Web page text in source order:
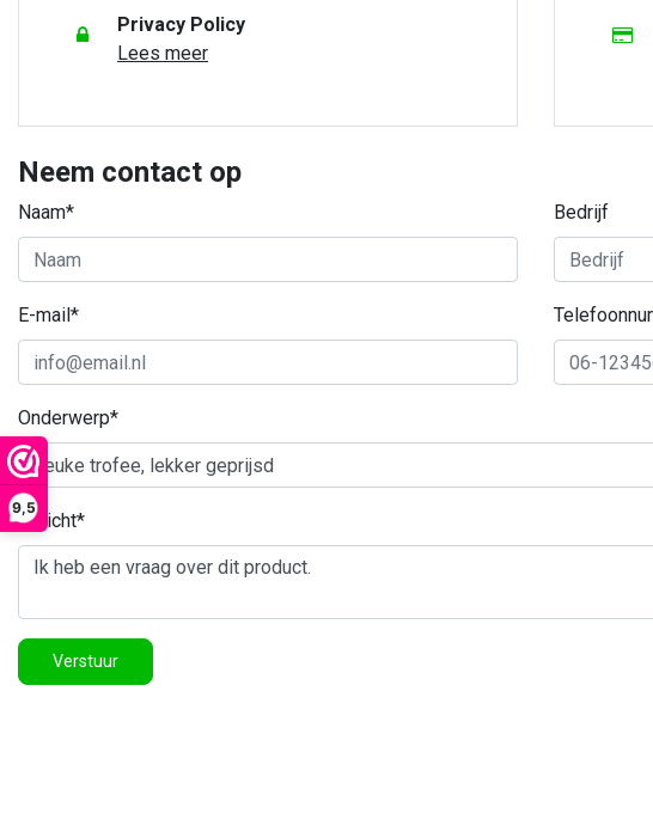
9,5
Privacy Policy
Lees meer
Neem contact op
Naam* Bedrijf
E-mail*
Onderwerp*
Bericht*
Verstuur